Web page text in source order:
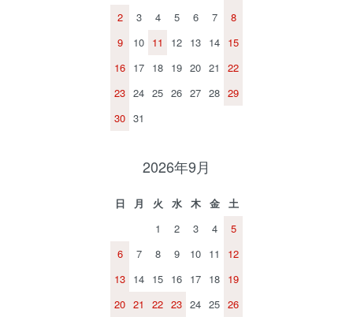
2
3 4 5 6 7
8
9
10 11 12 13 14 15
16 17 18 19 20 21
22
23 24 25 26 27 28 29
30 31
2026年9月
日 月 火 水 木 金
土
1
2 3 4
5
6
7 8 9 10 11
12
13 14 15 16 17 18 19
20 21 22 23 24 25 26